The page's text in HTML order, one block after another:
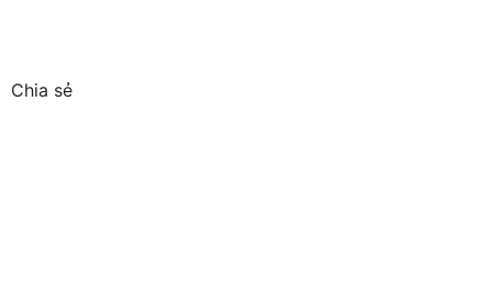
Chia sẻ